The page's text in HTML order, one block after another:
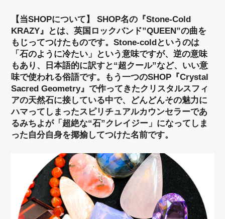
【当SHOPについて】 SHOP名の『Stone-Cold
KRAZY』とは、英国ロックバンド”QUEEN”の曲を
もじってつけたものです。Stone-coldというのは
「石のように冷たい」という意味ですが、逆の意味
もあり、日本語的に訳すと“超クール”など、いい意
味で使われる俗語です。もう一つのSHOP『Crystal
Sacred Geometry』で作ってきたクリスタルスフィ
アの天然石に接している中で、どんどんその魅力に
ハマってしまったスピリチュアルカウンセラーであ
るみちよが「超絶な“石”クレイジー」になってしま
った自分自身を揶揄してつけた名前です。